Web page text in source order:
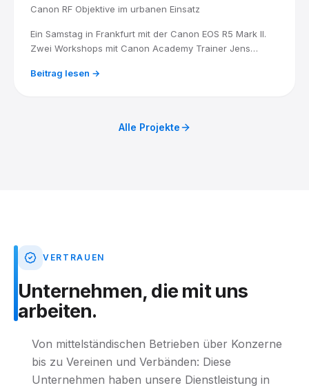
Canon RF Objektive im urbanen Einsatz
Ein Samstag in Frankfurt mit der Canon EOS R5 Mark II.
Zwei Workshops mit Canon Academy Trainer Jens
und Stadtlandschaft am Mittag.
Beitrag lesen →
Alle Projekte
VERTRAUEN
Unternehmen, die mit uns
arbeiten.
Von mittelständischen Betrieben über Konzerne
bis zu Vereinen und Verbänden: Diese
Unternehmen haben unsere Dienstleistung in